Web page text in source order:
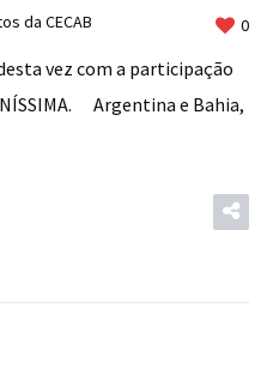
da CECAB 0
vez com a participação
⠀ Argentina e Bahia,